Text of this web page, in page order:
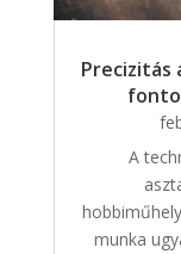
Precizitás
A
munka